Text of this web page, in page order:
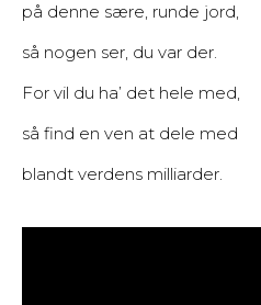
på denne sære, runde jord,
så nogen ser, du var der.
For vil du ha’ det hele med,
så find en ven at dele med
blandt verdens milliarder.